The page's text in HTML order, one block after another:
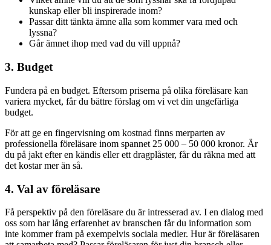
kunskap eller bli inspirerade inom?
Passar ditt tänkta ämne alla som kommer vara med och
lyssna?
Går ämnet ihop med vad du vill uppnå?
3. Budget
Fundera på en budget. Eftersom priserna på olika föreläsare kan
variera mycket, får du bättre förslag om vi vet din ungefärliga
budget.
För att ge en fingervisning om kostnad finns merparten av
professionella föreläsare inom spannet 25 000 – 50 000 kronor. Är
du på jakt efter en kändis eller ett dragplåster, får du räkna med att
det kostar mer än så.
4. Val av föreläsare
Få perspektiv på den föreläsare du är intresserad av. I en dialog med
oss som har lång erfarenhet av branschen får du information som
inte kommer fram på exempelvis sociala medier. Hur är föreläsaren